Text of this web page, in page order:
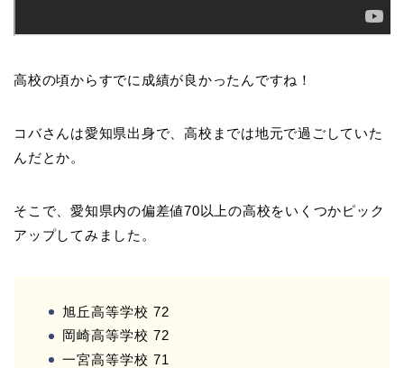
高校の頃からすでに成績が良かったんですね！
コバさんは愛知県出身で、高校までは地元で過ごしていた
んだとか。
そこで、愛知県内の偏差値70以上の高校をいくつかピック
アップしてみました。
旭丘高等学校 72
岡崎高等学校 72
一宮高等学校 71